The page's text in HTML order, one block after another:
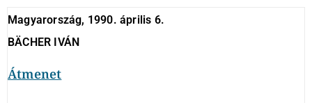
Magyarország, 1990. április 6.
BÄCHER IVÁN
Átmenet